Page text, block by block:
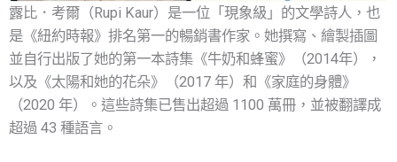
露比．考爾（Rupi Kaur）是一位「現象級」的文學詩人，也
是《紐約時報》排名第一的暢銷書作家。她撰寫、繪製插圖
並自行出版了她的第一本詩集《牛奶和蜂蜜》（2014年），
以及《太陽和她的花朵》（2017 年）和《家庭的身體》
（2020 年）。這些詩集已售出超過 1100 萬冊，並被翻譯成
超過 43 種語言。